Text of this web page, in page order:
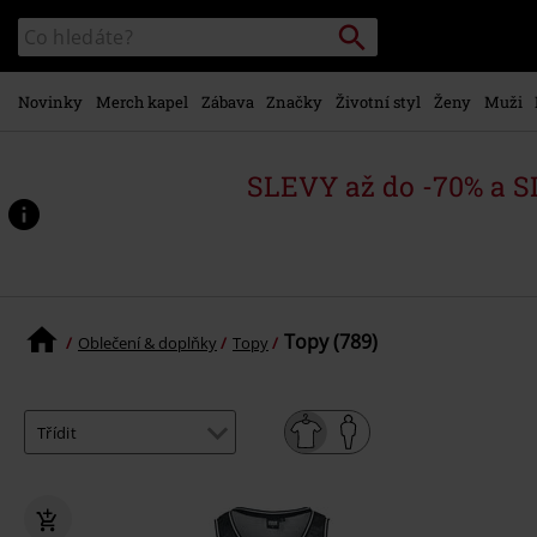
hlavnímu
obsahu
Katalog
vyhledávání
Vyhledávání
Novinky Merch kapel Zábava Značky Životní styl Ženy Muži
SLEVY až do -70% a
Oblečení & doplňky Topy Topy (789)